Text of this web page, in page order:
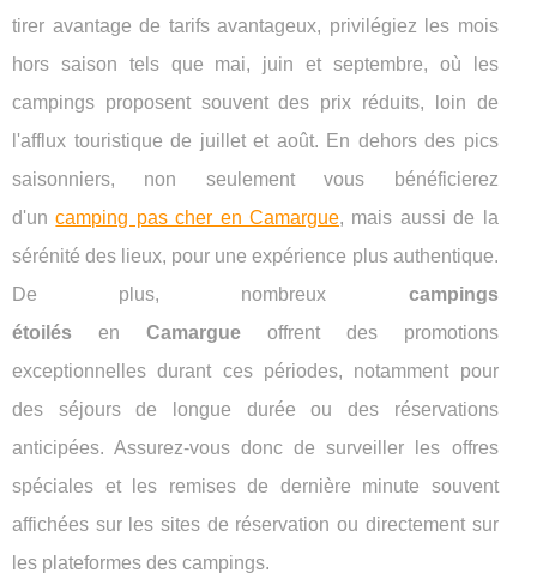
tirer avantage de tarifs avantageux, privilégiez les mois
hors saison tels que mai, juin et septembre, où les
campings proposent souvent des prix réduits, loin de
l'afflux touristique de juillet et août. En dehors des pics
saisonniers, non seulement vous bénéficierez
d'uncamping pas cher en Camargue, mais aussi de la
sérénité des lieux, pour une expérience plus authentique.
De plus, nombreux campings
étoilés en Camargueoffrent des promotions
exceptionnelles durant ces périodes, notamment pour
des séjours de longue durée ou des réservations
anticipées. Assurez-vous donc de surveiller les offres
spéciales et les remises de dernière minute souvent
affichées sur les sites de réservation ou directement sur
les plateformes des campings.